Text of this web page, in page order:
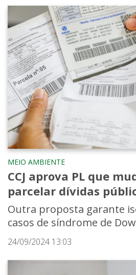
MEIO AMBIENTE
CCJ aprova PL que
parcelar dívidas
Outra proposta garante
casos de síndrome de
24/09/2024 13:03